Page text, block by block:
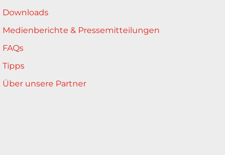
Downloads
Medienberichte & Pressemitteilungen
FAQs
Tipps
Über unsere Partner